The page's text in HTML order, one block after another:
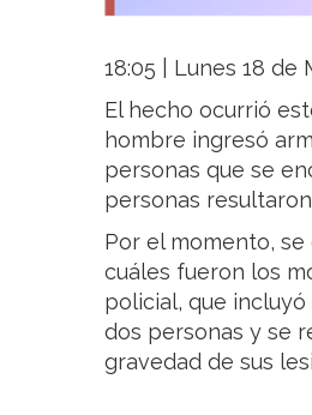
18:05 | Lunes 18
El hecho ocurrió
hombre ingresó
personas que se
personas
Por el momento,
cuáles fueron los
policial, que
dos personas y se
gravedad de sus